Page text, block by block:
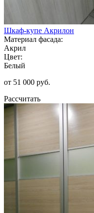
Шкаф-купе Акрилон
Материал фасада:
Акрил
Цвет:
Белый
от 51 000 руб.
Рассчитать